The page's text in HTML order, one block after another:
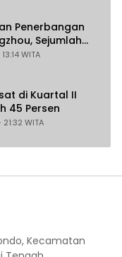
Penerbangan
Sejumlah
Malaysia dan
WITA
di Kuartal II
45 Persen
WITA
Kecamatan